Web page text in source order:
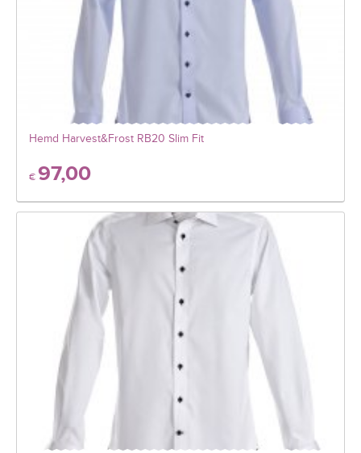
Hemd Harvest&Frost RB20 Slim Fit
€ 97,00